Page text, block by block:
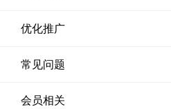
优化推广
常见问题
会员相关